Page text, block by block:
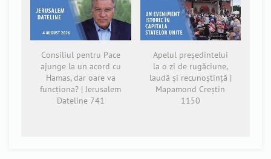
Consiliul pentru Pace
ajunge la un acord cu
Hamas, dar oare va
funcționa? | Jerusalem
Dateline 741
Apelul președintelui
la o zi de rugăciune,
laudă și recunoștință |
Mapamond Creștin
1150